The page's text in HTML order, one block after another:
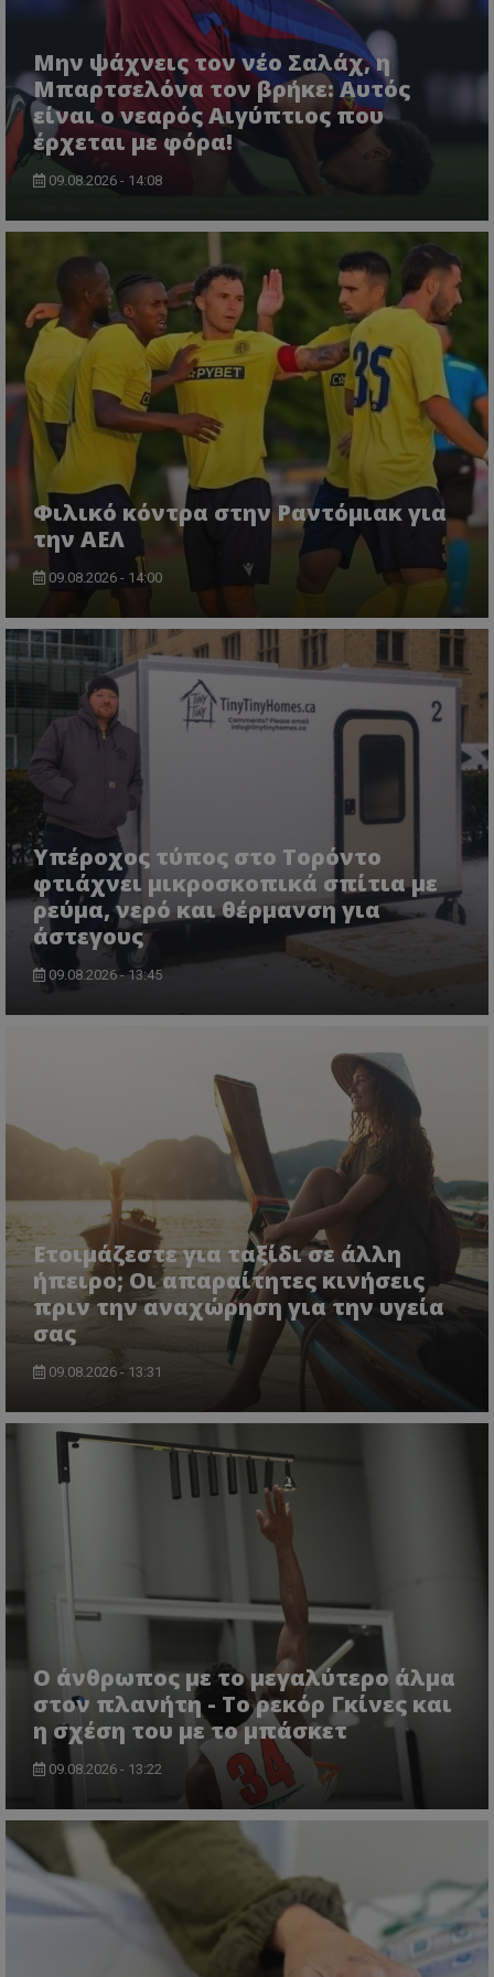
Μην ψάχνεις τον νέο Σαλάχ, η
Μπαρτσελόνα τον βρήκε: Αυτός
είναι ο νεαρός Αιγύπτιος που
έρχεται με φόρα!
09.08.2026 - 14:08
Φιλικό κόντρα στην Ραντόμιακ για
την ΑΕΛ
09.08.2026 - 14:00
Υπέροχος τύπος στο Τορόντο
φτιάχνει μικροσκοπικά σπίτια με
ρεύμα, νερό και θέρμανση για
άστεγους
09.08.2026 - 13:45
Ετοιμάζεστε για ταξίδι σε άλλη
ήπειρο; Οι απαραίτητες κινήσεις
πριν την αναχώρηση για την υγεία
σας
09.08.2026 - 13:31
Ο άνθρωπος με το μεγαλύτερο άλμα
στον πλανήτη - Το ρεκόρ Γκίνες και
η σχέση του με το μπάσκετ
09.08.2026 - 13:22